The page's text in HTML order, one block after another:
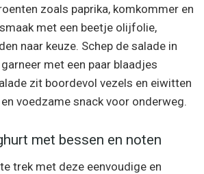
zoals paprika, komkommer en
met een beetje olijfolie,
naar keuze. Schep de salade in
met een paar blaadjes
zit boordevol vezels en eiwitten
voedzame snack voor onderweg.
met bessen en noten
trek met deze eenvoudige en